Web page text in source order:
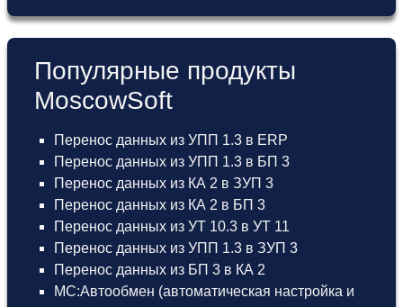
Популярные продукты
MoscowSoft
Перенос данных из УПП 1.3 в ERP
Перенос данных из УПП 1.3 в БП 3
Перенос данных из КА 2 в ЗУП 3
Перенос данных из КА 2 в БП 3
Перенос данных из УТ 10.3 в УТ 11
Перенос данных из УПП 1.3 в ЗУП 3
Перенос данных из БП 3 в КА 2
МС:Автообмен (автоматическая настройка и